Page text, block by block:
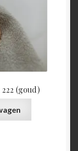
(goud)